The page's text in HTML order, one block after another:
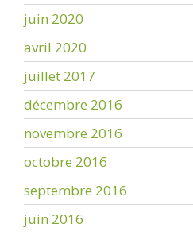
juin 2020
avril 2020
juillet 2017
décembre 2016
novembre 2016
octobre 2016
septembre 2016
juin 2016